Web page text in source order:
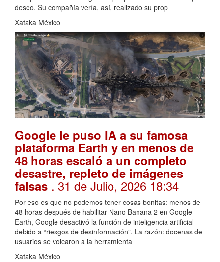
deseo. Su compañía vería, así, realizado su prop
Xataka México
Google le puso IA a su famosa
plataforma Earth y en menos de
48 horas escaló a un completo
desastre, repleto de imágenes
falsas . 31 de Julio, 2026 18:34
Por eso es que no podemos tener cosas bonitas: menos de
48 horas después de habilitar Nano Banana 2 en Google
Earth, Google desactivó la función de inteligencia artificial
debido a “riesgos de desinformación”. La razón: docenas de
usuarios se volcaron a la herramienta
Xataka México